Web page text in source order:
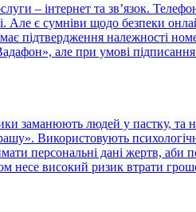
– інтернет та зв’язок.
Але є сумніви щодо безпеки
підтвердження належності
але при умові
заманюють людей у пастку, та
Використовують
персональні дані жертв, аби
несе високий ризик втрати